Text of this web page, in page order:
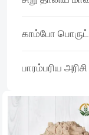
காம்போ
பாரம்பரிய